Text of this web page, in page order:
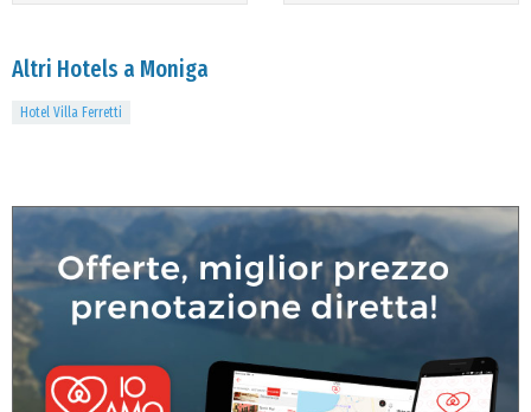
Altri Hotels a Moniga
Hotel Villa Ferretti